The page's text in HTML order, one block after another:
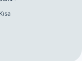
Kısa